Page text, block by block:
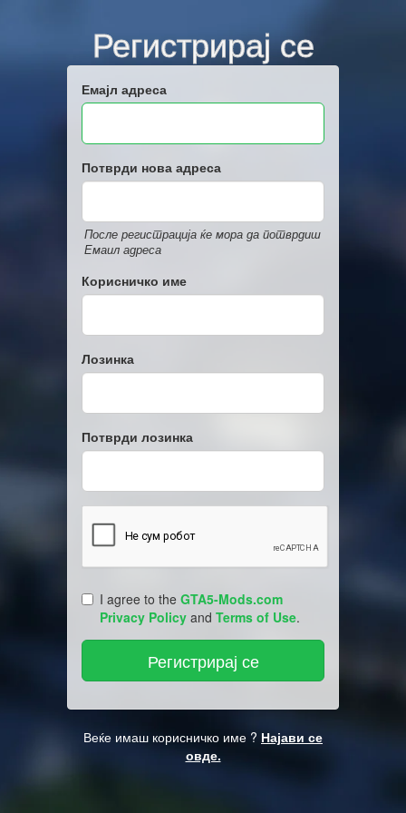
Регистрирај се
Емајл адреса
Потврди нова адреса
После регистрација ќе мора да потврдиш
Емаил адреса
Корисничко име
Лозинка
Потврди лозинка
I agree to the GTA5-Mods.com
Privacy Policy and Terms of Use.
Веќе имаш корисничко име ? Најави се
овде.